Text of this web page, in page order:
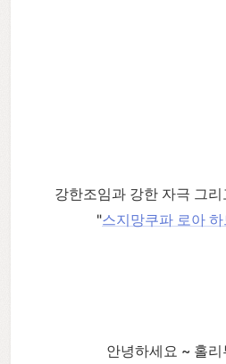
강한조임과 강한 자극 그
"스지망쿠파 로아 하
안녕하세요 ~ 홀